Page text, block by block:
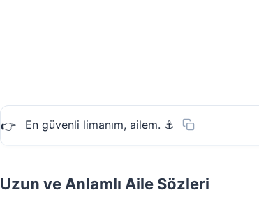
En güvenli limanım, ailem. ⚓
Uzun ve Anlamlı Aile Sözleri